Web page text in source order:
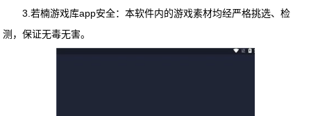
3.若楠游戏库app安全：本软件内的游戏素材均经严格挑选、检
测，保证无毒无害。